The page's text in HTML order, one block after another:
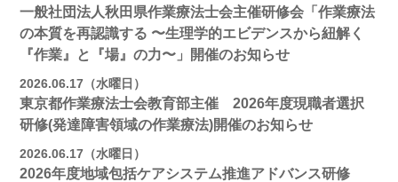
一般社団法人秋田県作業療法士会主催研修会「作業療法
の本質を再認識する 〜生理学的エビデンスから紐解く
『作業』と『場』の力〜」開催のお知らせ
2026.06.17（水曜日）
東京都作業療法士会教育部主催 2026年度現職者選択
研修(発達障害領域の作業療法)開催のお知らせ
2026.06.17（水曜日）
2026年度地域包括ケアシステム推進アドバンス研修